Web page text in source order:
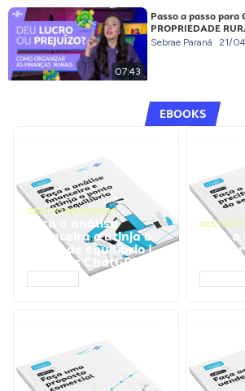
07:43
Passo a passo para
PROPRIEDADE
Sebrae Paraná 21/
EBOOKS
GESTÃO FINANCEIRA
Faça a análise
financeira e atinja o
ponto de equilíbrio |
Prompts ChatGPT
GESTÃO
Faça
seu